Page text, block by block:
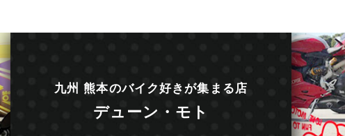
九州 熊本のバイク好きが集まる店
デューン・モト